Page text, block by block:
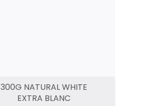
300G NATURAL WHITE
EXTRA BLANC